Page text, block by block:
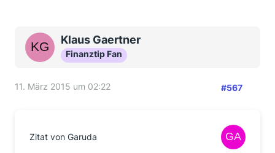
Klaus Gaertner
Finanztip Fan
11. März 2015 um 02:22 #567
Zitat von Garuda